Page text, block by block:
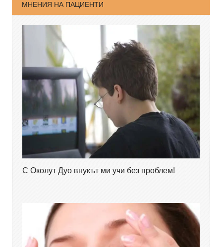
МНЕНИЯ НА ПАЦИЕНТИ
С Околут Дуо внукът ми учи без проблем!